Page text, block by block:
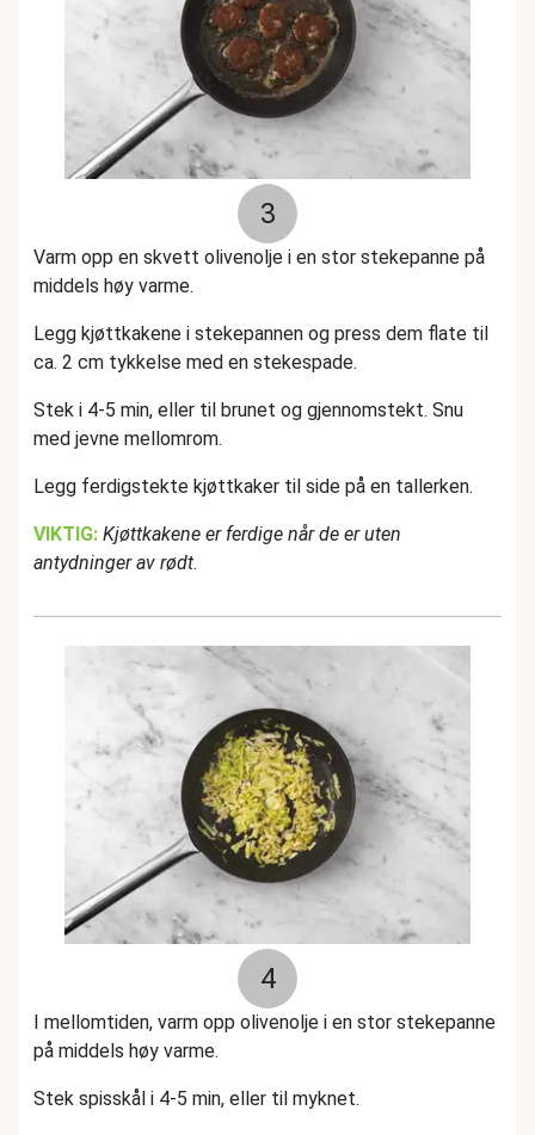
3
Varm opp en skvett olivenolje i en stor stekepanne på
middels høy varme.
Legg kjøttkakene i stekepannen og press dem flate til
ca. 2 cm tykkelse med en stekespade.
Stek i 4-5 min, eller til brunet og gjennomstekt. Snu
med jevne mellomrom.
Legg ferdigstekte kjøttkaker til side på en tallerken.
VIKTIG: Kjøttkakene er ferdige når de er uten
antydninger av rødt.
4
I mellomtiden, varm opp olivenolje i en stor stekepanne
på middels høy varme.
Stek spisskål i 4-5 min, eller til myknet.